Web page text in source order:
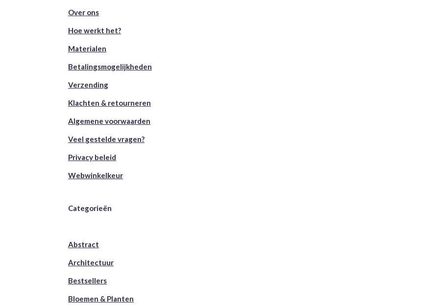
Over ons
Hoe werkt het?
Materialen
Betalingsmogelijkheden
Verzending
Klachten & retourneren
Algemene voorwaarden
Veel gestelde vragen?
Privacy beleid
Webwinkelkeur
Categorieën
Abstract
Architectuur
Bestsellers
Bloemen & Planten